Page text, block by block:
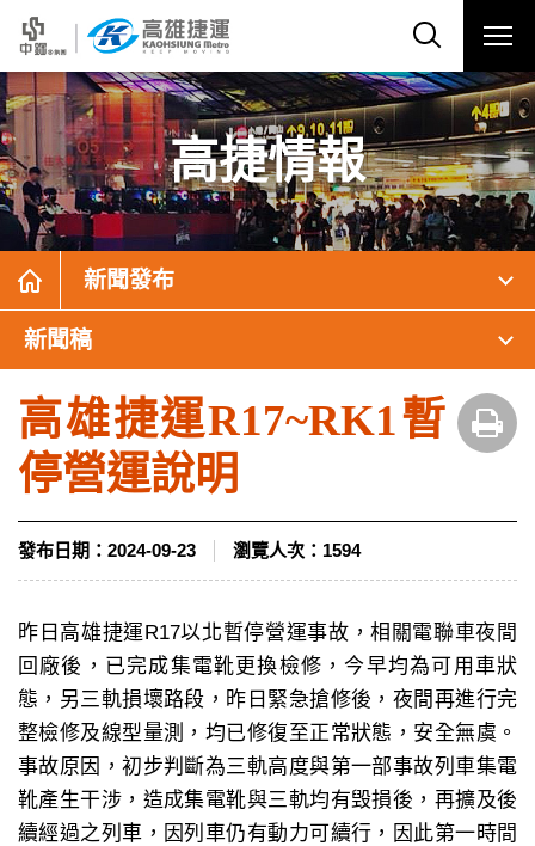
高捷情報
新聞發布
新聞稿
高雄捷運R17~RK1暫
停營運說明
發布日期： 2024-09-23 瀏覽人次： 1594
昨日高雄捷運R17以北暫停營運事故，相關電聯車夜間
回廠後，已完成集電靴更換檢修，今早均為可用車狀
態，另三軌損壞路段，昨日緊急搶修後，夜間再進行完
整檢修及線型量測，均已修復至正常狀態，安全無虞。
事故原因，初步判斷為三軌高度與第一部事故列車集電
靴產生干涉，造成集電靴與三軌均有毁損後，再擴及後
續經過之列車，因列車仍有動力可續行，因此第一時間